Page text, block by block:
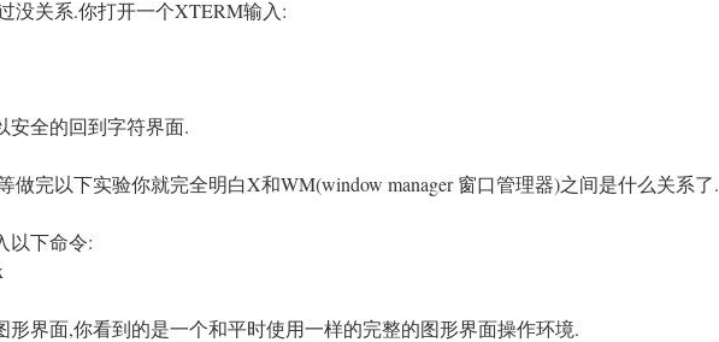
没关系.你打开一个XTERM输入:
安全的回到字符界面.
做完以下实验你就完全明白X和WM(window manager 窗口管理器)之间是什么关系了.
以下命令:
形界面,你看到的是一个和平时使用一样的完整的图形界面操作环境.